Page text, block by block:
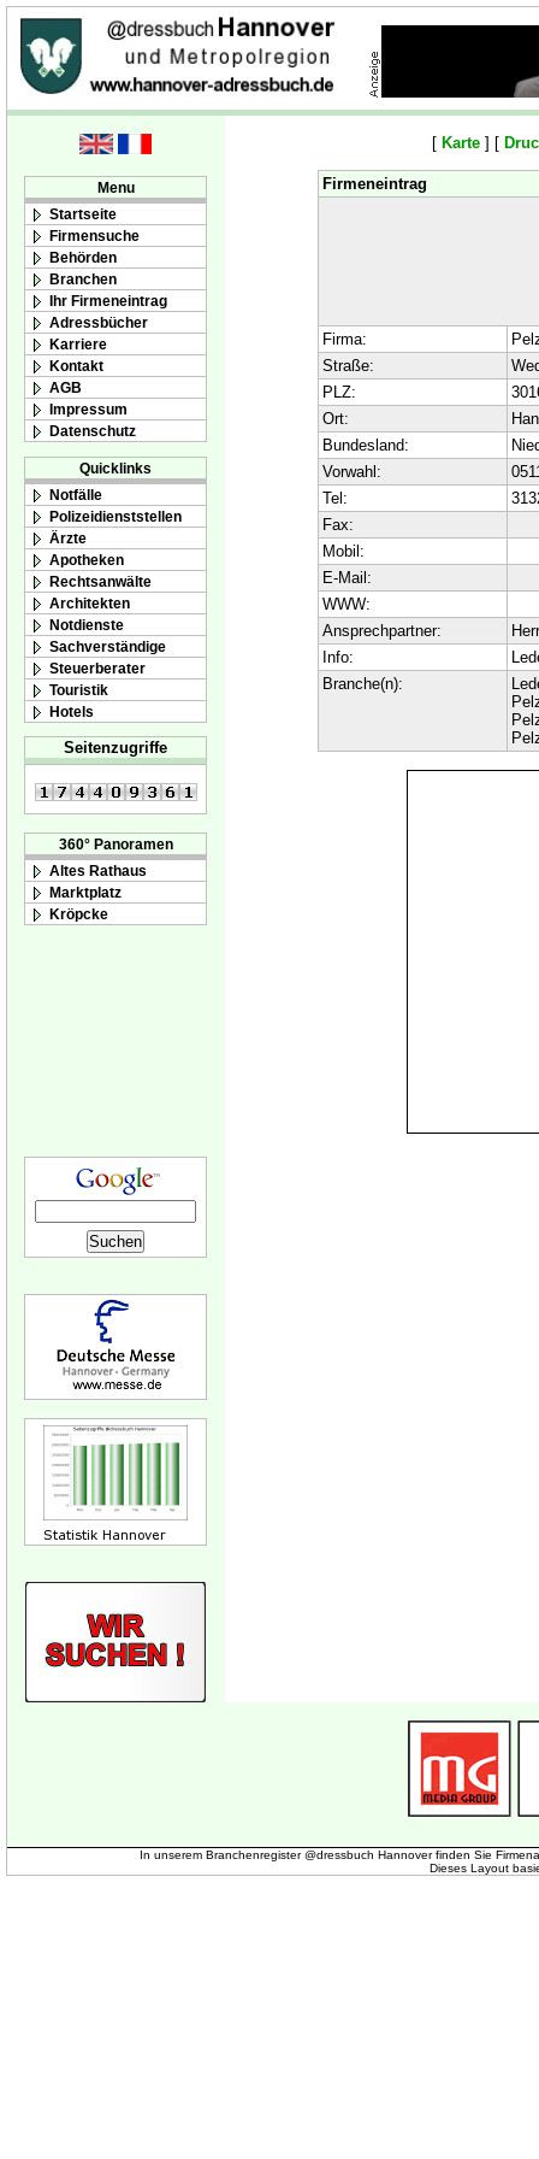
Menu
Startseite
Firmensuche
Behörden
Branchen
Ihr Firmeneintrag
Adressbücher
Karriere
Kontakt
AGB
Impressum
Datenschutz
Quicklinks
Notfälle
Polizeidienststellen
Ärzte
Apotheken
Rechtsanwälte
Architekten
Notdienste
Sachverständige
Steuerberater
Touristik
Hotels
Seitenzugriffe
360° Panoramen
Altes Rathaus
Marktplatz
Kröpcke
[ Karte ] [
Firmeneintrag
Firma:
Straße:
PLZ:
Ort:
Bundesland:
Vorwahl:
Tel:
Fax:
Mobil:
E-Mail:
WWW:
Ansprechpartner:
Info:
Branche(n):
In unserem Branchenregister @dressbuch Hannover finden Sie
Dieses Layout